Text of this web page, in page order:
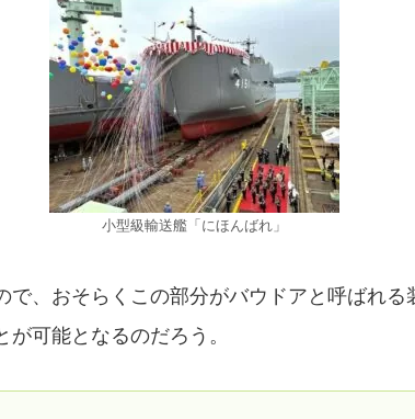
小型級輸送艦「にほんばれ」
で、おそらくこの部分がバウドアと呼ばれる
可能となるのだろう。